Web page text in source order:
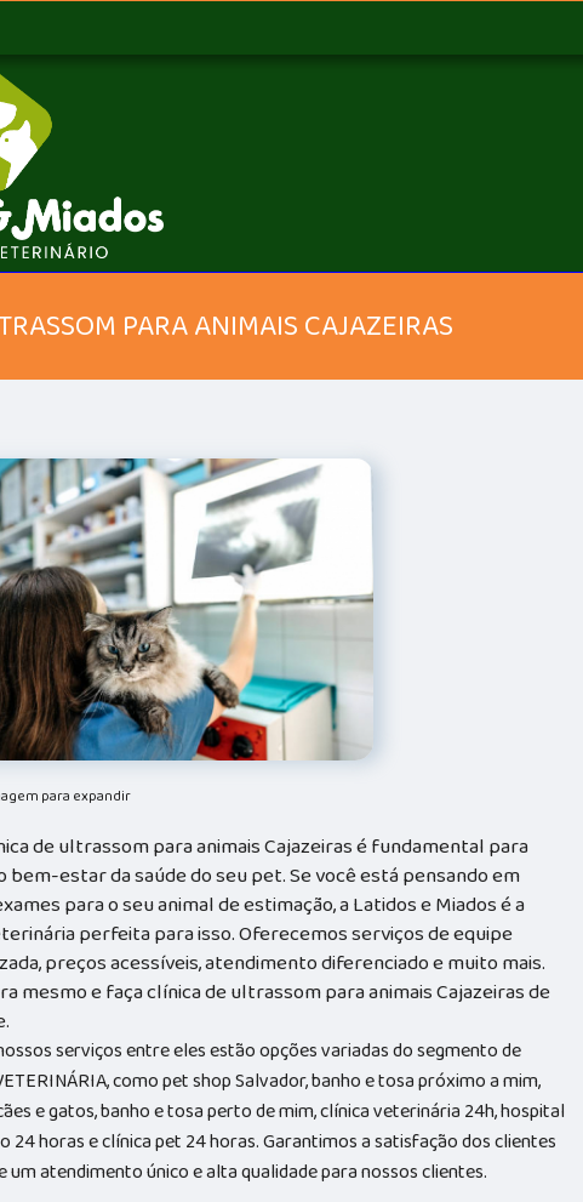
PARA ANIMAIS CAJAZEIRAS
para expandir
de ultrassom para animais Cajazeiras é fundamental para
bem-estar da saúde do seu pet. Se você está pensando em
para o seu animal de estimação, a Latidos e Miados é a
perfeita para isso. Oferecemos serviços de equipe
preços acessíveis, atendimento diferenciado e muito mais.
mesmo e faça clínica de ultrassom para animais Cajazeiras de
serviços entre eles estão opções variadas do segmento de
como pet shop Salvador, banho e tosa próximo a mim,
e gatos, banho e tosa perto de mim, clínica veterinária 24h, hospital
24 horas e clínica pet 24 horas. Garantimos a satisfação dos clientes
um atendimento único e alta qualidade para nossos clientes.